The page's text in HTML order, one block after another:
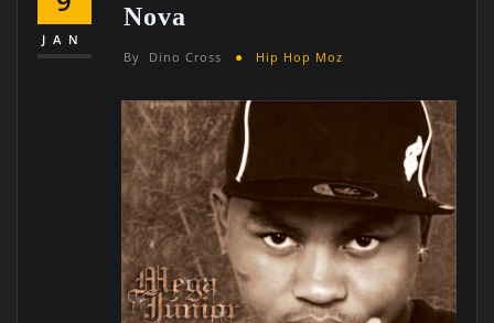
JAN
Nova
By Dino Cross Hip Hop Moz